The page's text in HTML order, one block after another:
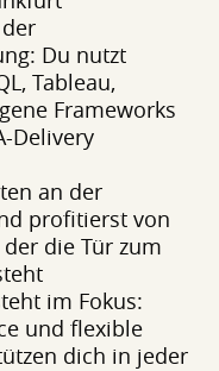
Du nutzt
Tableau,
Frameworks
Delivery
an der
profitierst von
die Tür zum
im Fokus:
und flexible
dich in jeder